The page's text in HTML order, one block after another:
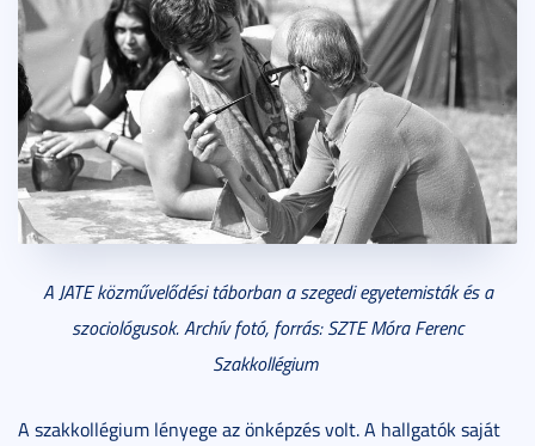
A JATE közművelődési táborban a szegedi egyetemisták és a
szociológusok. Archív fotó, forrás: SZTE Móra Ferenc
Szakkollégium
A szakkollégium lényege az önképzés volt. A hallgatók saját